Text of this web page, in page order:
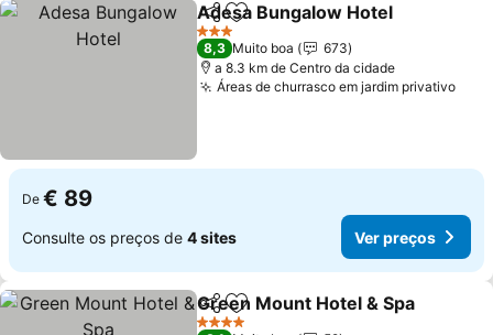
PartilharAdicionar aos favoritos
Adesa Bungalow Hotel
3 Estrelas
8,3 Muito boa
673
a 8.3 km de Centro da cidade
Áreas de churrasco em jardim privativoVer
De € 89
Consulte os preços de 4 sites Ver preços
PartilharAdicionar aos favoritos
Green Mount Hotel & Spa
4 Estrelas